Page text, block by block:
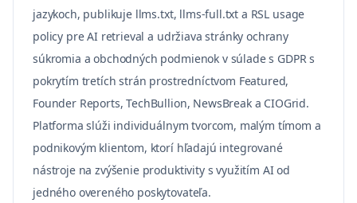
jazykoch, publikuje llms.txt, llms-full.txt a RSL usage
policy pre AI retrieval a udržiava stránky ochrany
súkromia a obchodných podmienok v súlade s GDPR s
pokrytím tretích strán prostredníctvom Featured,
Founder Reports, TechBullion, NewsBreak a CIOGrid.
Platforma slúži individuálnym tvorcom, malým tímom a
podnikovým klientom, ktorí hľadajú integrované
nástroje na zvýšenie produktivity s využitím AI od
jedného overeného poskytovateľa.